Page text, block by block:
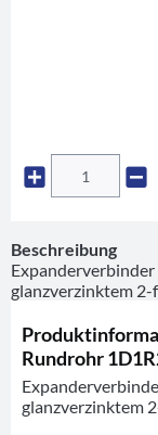
Beschreibung
glanzverzinktem 2-
Rundrohr
glanzverzinktem